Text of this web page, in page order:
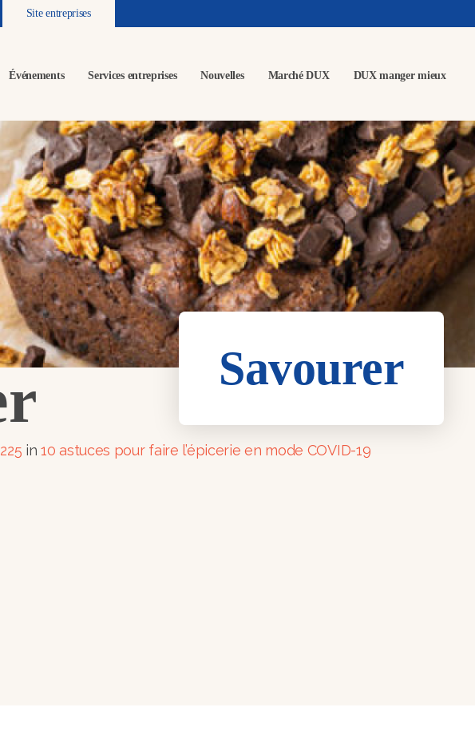
Site entreprises
Événements Services entreprises Nouvelles Marché DUX DUX manger mieux
Savourer
in10 astuces pour faire l’épicerie en mode COVID-19